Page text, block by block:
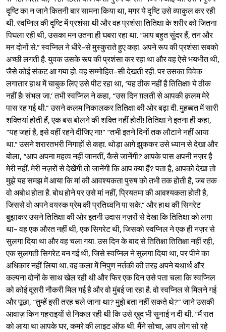
दृष्टि का न जाने कितनी बार सामना किया था, मगर ये दृष्टि उसे व्याकुल कर रही
थी. स्वप्निल की दृष्टि में प्रशंसा थी और वह प्रशंसा तितिक्षा के शरीर को जितना
पिघला रही थी, उसका मन उतना ही घबरा रहा था. “आप बहुत सुंदर हैं, तन और
मन दोनों से.” स्वप्निल ने धीरे-से मुस्कुराते हुए कहा. अपने रूप की प्रशंसा सबको
अच्छी लगती है. युवक उसके रूप की प्रशंसा कर रहा था और वह ऐसे भयभीत थी,
जैसे कोई संकट आ गया हो. वह सम्मोहित-सी देखती रही. पर उसका विवेक
लगातार हाथ में चाबुक लिए उसे पीट रहा था, ‘यह ठीक नहीं है तितिक्षा! ये ठीक
नहीं है! संभल जा.’ तभी स्वप्निल ने कहा, “उस दिन ग़लती से आपकी क़लम मेरे
पास रह गई थी.” उसने कलम निकालकर तितिक्षा की ओर बढ़ा दी. मुहब्बत में सारी
शक्तियां होती हैं, एक बस बोलने की शक्ति नहीं होती! तितिक्षा ने इतना ही कहा,
“यह जहां है, इसे वहीं रहने दीजिए ना!” “तभी इतने दिनों तक लौटाने नहीं आया
था.” उसने शरारतभरी निगाहों से कहा. थोड़ा आगे झुककर उसे ध्यान से देखा और
बोला, “आप अपना महत्व नहीं जानतीं, कैसे जानेंगी? आपके पास अपनी नज़र है
मेरी नहीं. मेरी नज़रों से देखेंगी तो जानेंगी कि आप क्या हैं? पता है, आपको देखा तो
मुझे यह समझ में आया कि मां की आवश्यकता पुरुष को तभी तक होती है, जब तक
वो अबोध होता है. बोध होने पर उसे मां नहीं, प्रियतमा की आवश्यकता होती है,
जिससे वो अपने वयस्क प्रेम की प्रतिध्वनि पा सके.” और हाथ की सिगरेट
बुझाकर उसने तितिक्षा की ओर इतनी उदास नज़रों से देखा कि तितिक्षा को लगा
था- वह एक औरत नहीं थी, एक सिगरेट थी, जिसको स्वप्निल ने एक ही नज़र से
सुलगा दिया था और वह चला गया. उस दिन के बाद से तितिक्षा तितिक्षा नहीं रही,
एक सुलगती सिगरेट बन गई थी, जिसे स्वप्निल ने सुलगा दिया था, पर पीने का
अधिकार नहीं लिया था. वह कला में निपुण नर्तकी की तरह अपने यथार्थ और
कल्पना दोनों के साथ खेल रही थी और फिर एक दिन उसे पता चला कि स्वप्निल
को कोई दूसरी नौकरी मिल गई है और वो मुंबई जा रहा है. वो स्वप्निल से मिलने गई
और पूछा, “तुम्हें इसी तरह चले जाना था? मुझे बता नहीं सकते थे?” जाने उसकी
आवाज़ किन गहराइयों से निकल रही थी कि उसे ख़ुद भी सुनाई न दी थी. “मैं रात
को आया था आपके घर, कमरे की लाइट ऑफ थी. मैंने सोचा, आप लोग सो रहे